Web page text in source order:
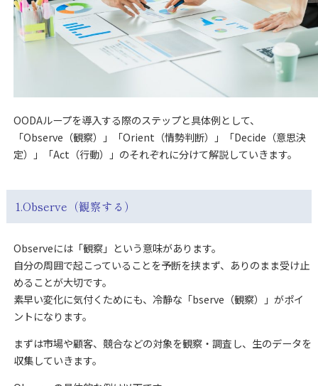
OODAループを導入する際のステップと具体例として、
「Observe（観察）」「Orient（情勢判断）」「Decide（意思決
定）」「Act（行動）」のそれぞれに分けて解説していきます。
1.Observe（観察する）
Observeには「観察」という意味があります。
自分の周囲で起こっていることを予断を挟まず、ありのまま受け止
めることが大切です。
素早い変化に気付くためにも、冷静な「bserve（観察）」がポイ
ントになります。
まずは市場や顧客、競合などの対象を観察・調査し、生のデータを
収集していきます。